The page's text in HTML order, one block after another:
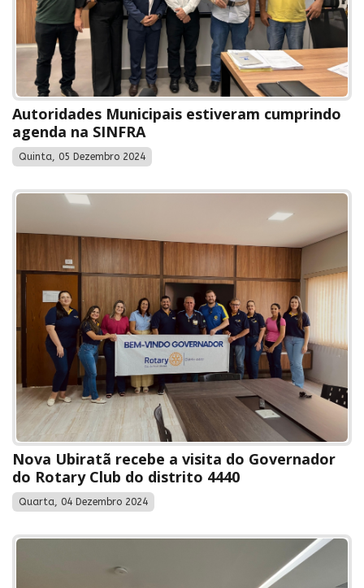
Autoridades Municipais estiveram cumprindo
agenda na SINFRA
Quinta, 05 Dezembro 2024
Nova Ubiratã recebe a visita do Governador
do Rotary Club do distrito 4440
Quarta, 04 Dezembro 2024